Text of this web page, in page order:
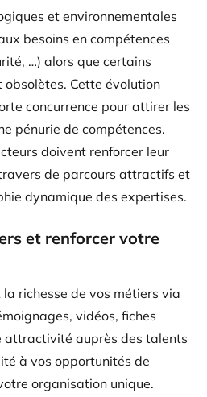
et environnementales
besoins en compétences
…) alors que certains
Cette évolution
concurrence pour attirer les
pénurie de compétences.
doivent renforcer leur
de parcours attractifs et
dynamique des expertises.
et renforcer votre
richesse de vos métiers via
vidéos, fiches
attractivité auprès des talents
à vos opportunités de
organisation unique.